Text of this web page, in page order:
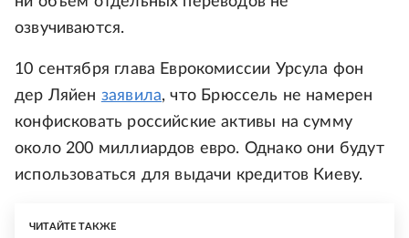
озвучиваются.
10 сентября глава Еврокомиссии Урсула фон
дер Ляйен заявила, что Брюссель не намерен
конфисковать российские активы на сумму
около 200 миллиардов евро. Однако они будут
использоваться для выдачи кредитов Киеву.
ЧИТАЙТЕ ТАКЖЕ